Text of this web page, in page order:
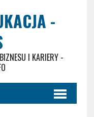
-
I KARIERY -